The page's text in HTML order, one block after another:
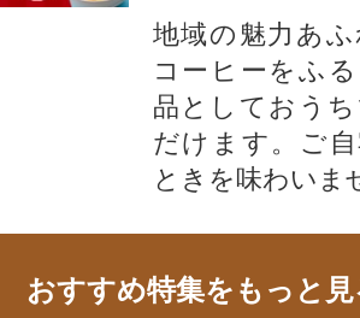
地域の魅力あ
コーヒーをふ
品としておう
だけます。ご
ときを味わいま
おすすめ特集をもっと